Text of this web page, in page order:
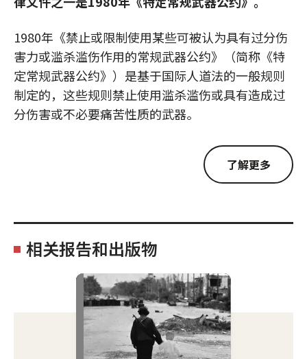
1980年《禁止或限制使用某些可被认为具有过分伤
害力或滥杀滥伤作用的常规武器公约》（简称《特
定常规武器公约》）是基于国际人道法的一般规则
制定的，这些规则禁止使用滥杀滥伤或具有造成过
分伤害或不必要痛苦性质的武器。
了解更多
相关报告和出版物